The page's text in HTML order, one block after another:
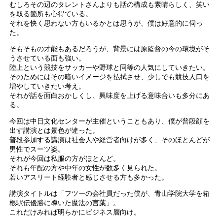
むしろその辺のタレントさんよりも話の構成も素晴らしく、笑い
を取る箇所も心得ている。
それを快く思わない方もいるかとは思うが、僕は好意的に伺っ
た。
そもそもの才能もあるだろうが、背景には原監督の今の環境がそ
うさせている面も強い。
陸上という競技をサッカーや野球と同等の人気にしていきたい。
そのためにはその暗いイメージを払拭させ、少しでも競技人口を
増やしていきたい考え。
それが話を面白おかしくし、興味度を上げる意味合いも多分にあ
る。
今回は中日文化センターが主催ということもあり、僕が普段顔を
出す講演とは景色が違った。
普段参加する講演は社会人や経営者向けが多く、そのほとんどが
男性でスーツ姿。
それが今回は私服の方がほとんど。
それも年配の方や中年の女性が数多く見られた。
若いアスリート経験者と感じさせる方も多かった。
講演タイトルは「フツーの会社員だった僕が、青山学院大学を箱
根駅伝優勝に導いた魔法の言葉」。
これだけみれば明らかにビジネス層向け。